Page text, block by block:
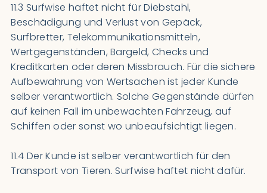
11.3 Surfwise haftet nicht für Diebstahl,
Beschädigung und Verlust von Gepäck,
Surfbretter, Telekommunikationsmitteln,
Wertgegenständen, Bargeld, Checks und
Kreditkarten oder deren Missbrauch. Für die sichere
Aufbewahrung von Wertsachen ist jeder Kunde
selber verantwortlich. Solche Gegenstände dürfen
auf keinen Fall im unbewachten Fahrzeug, auf
Schiffen oder sonst wo unbeaufsichtigt liegen.
11.4 Der Kunde ist selber verantwortlich für den
Transport von Tieren. Surfwise haftet nicht dafür.